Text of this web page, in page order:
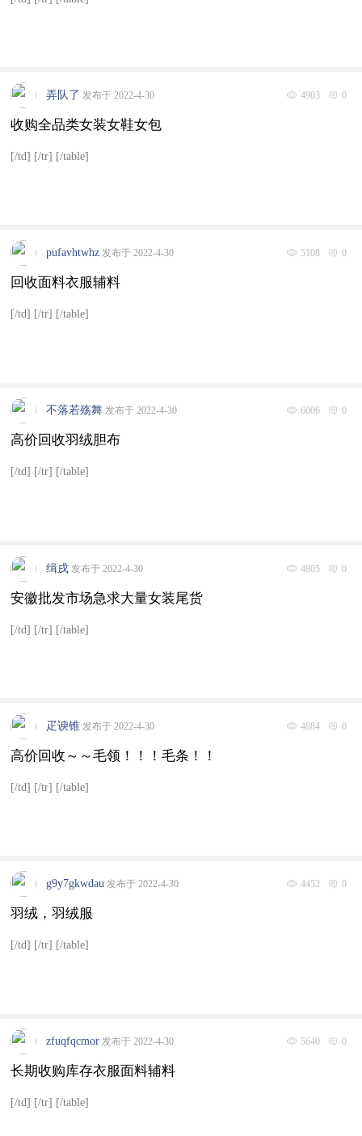
4903 0
弄队了 发布于 2022-4-30
收购全品类女装女鞋女包
[/td] [/tr] [/table]
5108 0
pufavhtwhz 发布于 2022-4-30
回收面料衣服辅料
[/td] [/tr] [/table]
6006 0
不落若殇舞 发布于 2022-4-30
高价回收羽绒胆布
[/td] [/tr] [/table]
4805 0
缉戌 发布于 2022-4-30
安徽批发市场急求大量女装尾货
[/td] [/tr] [/table]
4884 0
疋谀锥 发布于 2022-4-30
高价回收～～毛领！！！毛条！！
[/td] [/tr] [/table]
4452 0
g9y7gkwdau 发布于 2022-4-30
羽绒，羽绒服
[/td] [/tr] [/table]
5640 0
zfuqfqcmor 发布于 2022-4-30
长期收购库存衣服面料辅料
[/td] [/tr] [/table]